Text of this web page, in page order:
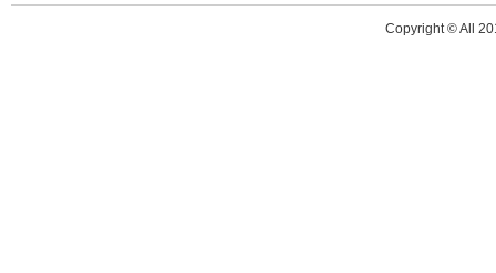
Copyright © All